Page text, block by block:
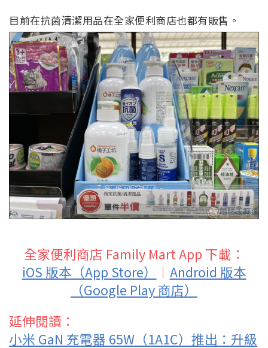
目前在抗菌清潔用品在全家便利商店也都有販售。
全家便利商店 Family Mart App 下載：
iOS 版本（App Store）
｜ Android 版本
（Google Play 商店）
延伸閱讀：
小米 GaN 充電器 65W（1A1C）推出：升級